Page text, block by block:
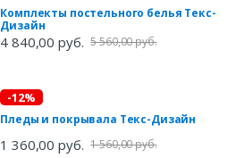
Комплекты постельного белья Текс-
Дизайн
4 840,00 руб. 5 560,00 руб.
-12%
Пледы и покрывала Текс-Дизайн
1 360,00 руб. 1 560,00 руб.